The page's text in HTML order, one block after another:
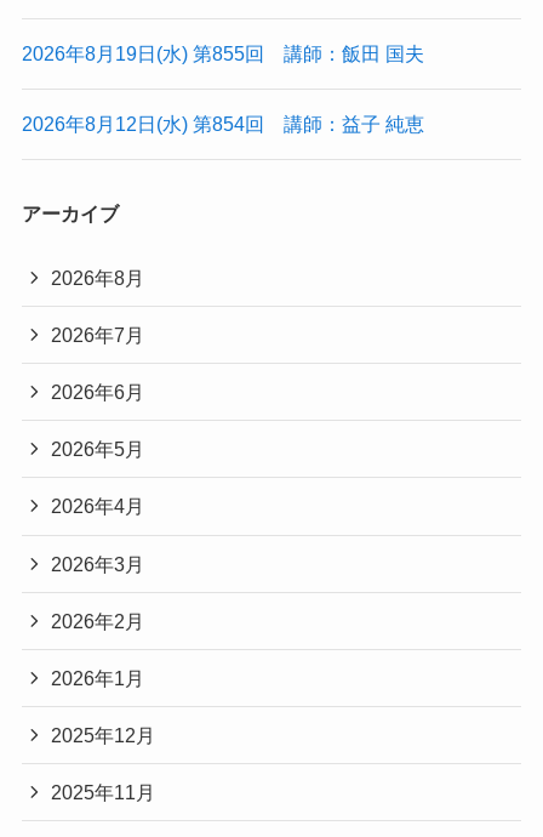
2026年8月19日(水) 第855回 講師：飯田 国夫
2026年8月12日(水) 第854回 講師：益子 純恵
アーカイブ
2026年8月
2026年7月
2026年6月
2026年5月
2026年4月
2026年3月
2026年2月
2026年1月
2025年12月
2025年11月